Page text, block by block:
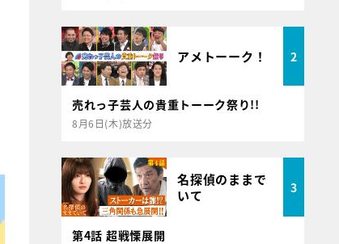
アメトーーク！ 2
売れっ子芸人の貴重トーーク祭り!!
8月6日(木)放送分
名探偵のままで
いて
3
第4話 超戦慄展開